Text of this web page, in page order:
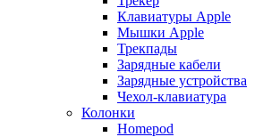
Клавиатуры Apple
Мышки Apple
Трекпады
Зарядные кабели
Зарядные устройства
Чехол-клавиатура
Колонки
Homepod